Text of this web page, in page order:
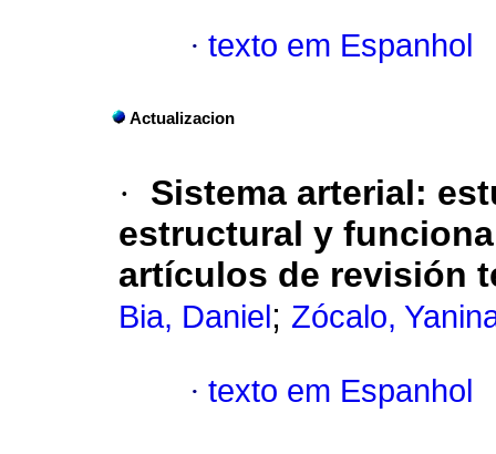
· texto em Espanhol
Actualizacion
·
Sistema arterial:
estructural y
artículos de revisión
Bia, Daniel ; Zócalo,
· texto em Espanhol